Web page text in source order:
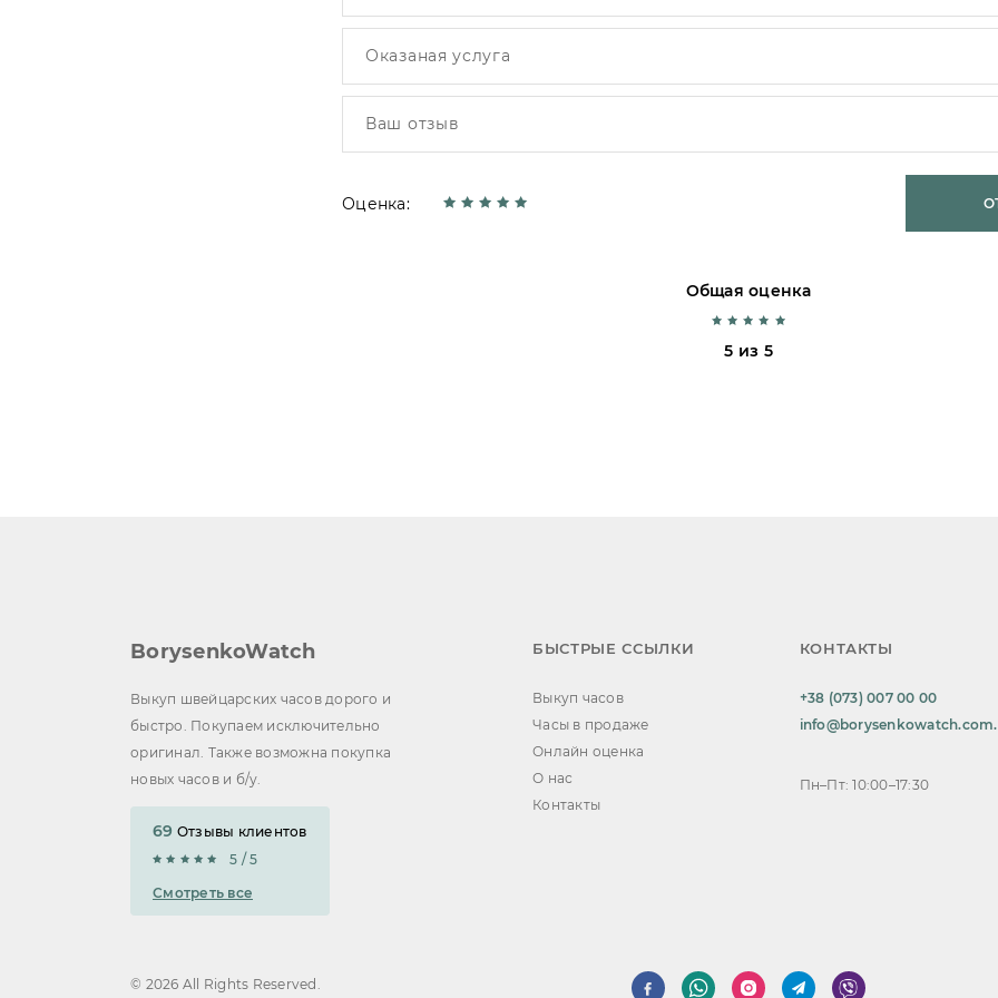
Оценка:
Общая оценка
5 из 5
BorysenkoWatch
Выкуп швейцарских часов дорого и
быстро. Покупаем исключительно
оригинал. Также возможна покупка
новых часов и б/у.
69 Отзывы клиентов
5 / 5
Смотреть все
БЫСТРЫЕ ССЫЛКИ
Выкуп часов
Часы в продаже
Онлайн оценка
О нас
Контакты
КОНТАКТЫ
+38 (073) 007 00 00
Пн–Пт: 10:00–17:30
© 2026 All Rights Reserved.